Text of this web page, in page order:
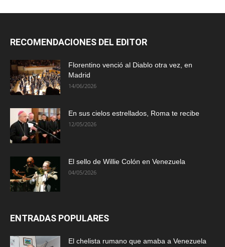
RECOMENDACIONES DEL EDITOR
Florentino venció al Diablo otra vez, en
Madrid
14/06/2026
En sus cielos estrellados, Roma te recibe
12/05/2026
El sello de Willie Colón en Venezuela
04/05/2026
ENTRADAS POPULARES
El chelista rumano que amaba a Venezuela